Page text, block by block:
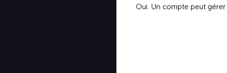
Oui. Un compte peut gérer